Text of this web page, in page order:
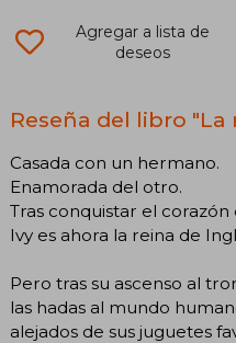
Agregar a lista de
deseos
Reseña del libro "La
Casada con un hermano.
Enamorada del otro.
Tras conquistar el corazón
Ivy es ahora la reina de
Pero tras su ascenso al
las hadas al mundo
alejados de sus juguetes